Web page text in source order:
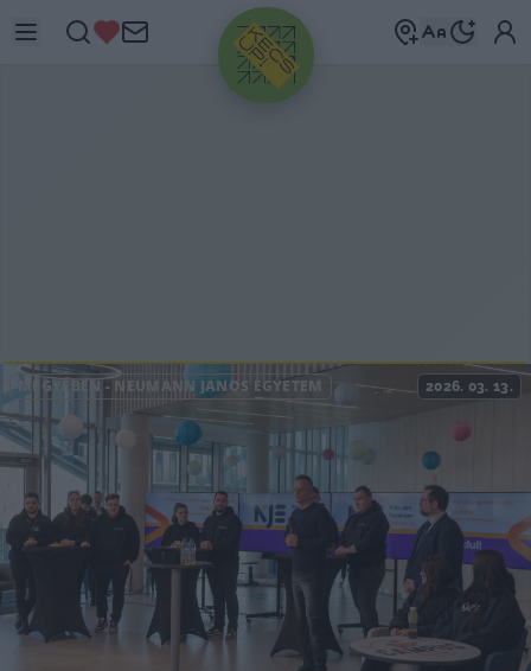
HIRDETÉS
MEGYÉBEN - NEUMANN JÁNOS EGYETEM 2026. 03. 13.